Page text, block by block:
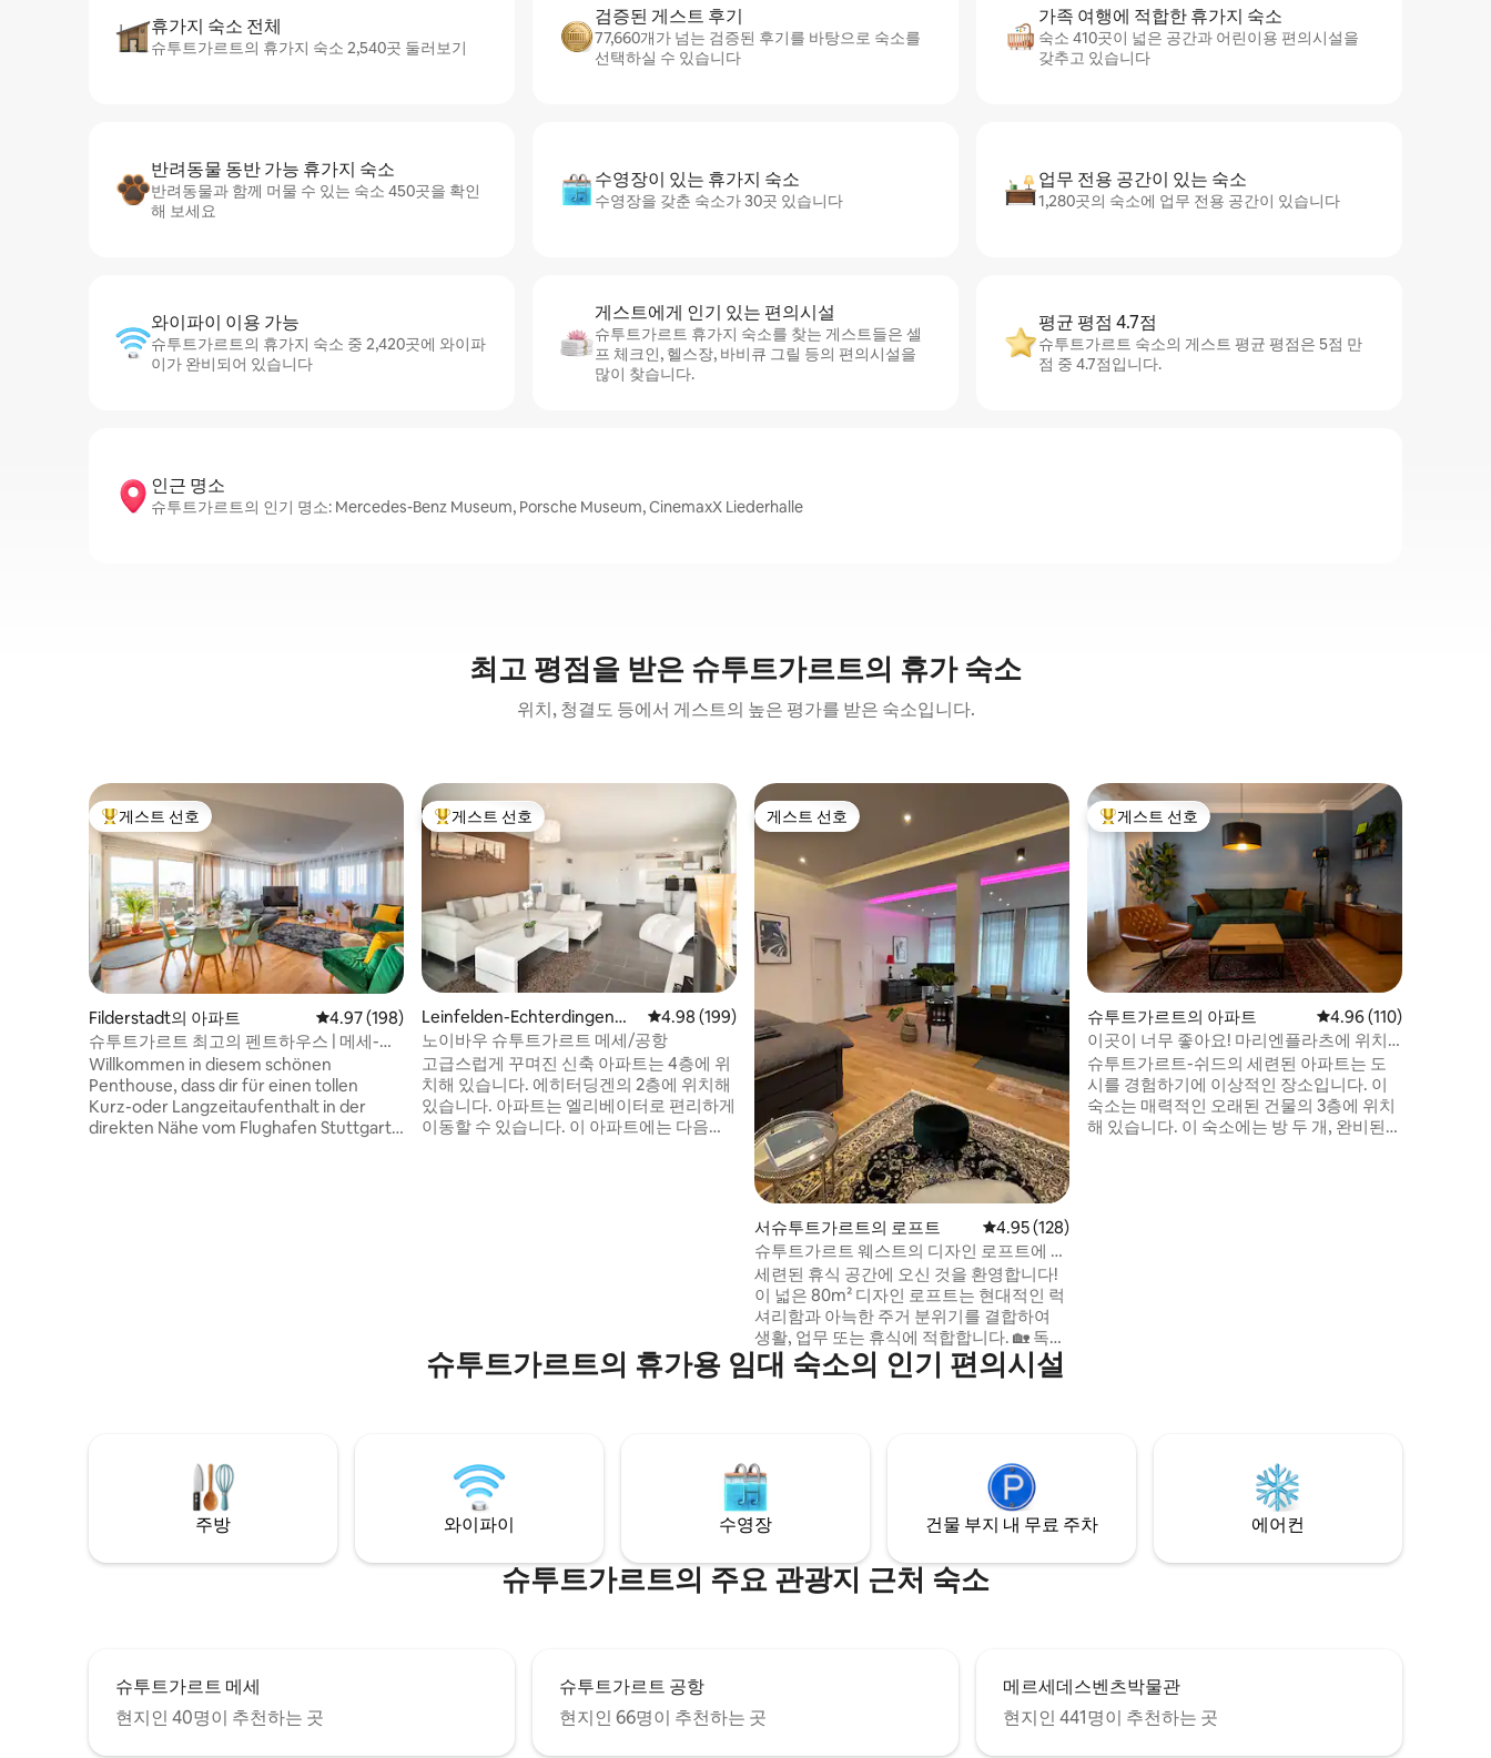
휴가지 숙소 전체
슈투트가르트의 휴가지 숙소 2,540곳 둘러보기
검증된 게스트 후기
77,660개가 넘는 검증된 후기를 바탕으로 숙소를
선택하실 수 있습니다
가족 여행에 적합한 휴가지 숙소
숙소 410곳이 넓은 공간과 어린이용 편의시설을
갖추고 있습니다
반려동물 동반 가능 휴가지 숙소
반려동물과 함께 머물 수 있는 숙소 450곳을 확인
해 보세요
수영장이 있는 휴가지 숙소
수영장을 갖춘 숙소가 30곳 있습니다
업무 전용 공간이 있는 숙소
1,280곳의 숙소에 업무 전용 공간이 있습니다
와이파이 이용 가능
슈투트가르트의 휴가지 숙소 중 2,420곳에 와이파
이가 완비되어 있습니다
게스트에게 인기 있는 편의시설
슈투트가르트 휴가지 숙소를 찾는 게스트들은 셀
프 체크인, 헬스장, 바비큐 그릴 등의 편의시설을
많이 찾습니다.
평균 평점 4.7점
슈투트가르트 숙소의 게스트 평균 평점은 5점 만
점 중 4.7점입니다.
인근 명소
슈투트가르트의 인기 명소: Mercedes-Benz Museum, Porsche Museum, CinemaxX Liederhalle
최고 평점을 받은 슈투트가르트의 휴가 숙소
위치, 청결도 등에서 게스트의 높은 평가를 받은 숙소입니다.
상위 게스트 선호
게스트 선호
Filderstadt의 아파트 평점 4.97점(5점 만점), 후기 198개
4.97 (198)
슈투트가르트 최고의 펜트하우스 | 메세-공
항 | 테라스
Willkommen in diesem schönen
Penthouse, dass dir für einen tollen
Kurz-oder Langzeitaufenthalt in der
direkten Nähe vom Flughafen Stuttgart
상위 게스트 선호
게스트 선호
Leinfelden-Echterdingen의
아파트
평점 4.98점(5점 만점), 후기 199개
4.98 (199)
노이바우 슈투트가르트 메세/공항
고급스럽게 꾸며진 신축 아파트는 4층에 위
치해 있습니다. 에히터딩겐의 2층에 위치해
있습니다. 아파트는 엘리베이터로 편리하게
이동할 수 있습니다. 이 아파트에는 다음과
게스트 선호
게스트 선호
서슈투트가르트의 로프트 평점 4.95점(5점 만점), 후기 128개
4.95 (128)
슈투트가르트 웨스트의 디자인 로프트에 오
신 것을 환영합니다.
세련된 휴식 공간에 오신 것을 환영합니다!
이 넓은 80m² 디자인 로프트는 현대적인 럭
셔리함과 아늑한 주거 분위기를 결합하여
생활, 업무 또는 휴식에 적합합니다. 🏡 독특
한 주거 환경을 위한 개방형 레이아웃 🍽 디
자이너 주방 – 완비 🛋 시대를 초월한 순수
트가르트 서부의 최고의 위치에서 편안함과
디자인을 즐기세요!
상위 게스트 선호
게스트 선호
슈투트가르트의 아파트 평점 4.96점(5점 만점),
4.96 (110)
이곳이 너무 좋아요! 마리엔플라츠에 위치
한 70m² 2룸 아파트
슈투트가르트-쉬드의 세련된 아파트는 도
시를 경험하기에 이상적인 장소입니다. 이
숙소는 매력적인 오래된 건물의 3층에 위치
해 있습니다. 이 숙소에는 방 두 개, 완비된
슈투트가르트의 휴가용 임대 숙소의 인기 편의시설
주방 와이파이 수영장 건물 부지 내 무료 주차 에어컨
슈투트가르트의 주요 관광지 근처 숙소
슈투트가르트 메세
현지인 40명이 추천하는 곳
슈투트가르트 공항
현지인 66명이 추천하는 곳
메르세데스벤츠박물관
현지인 441명이 추천하는 곳